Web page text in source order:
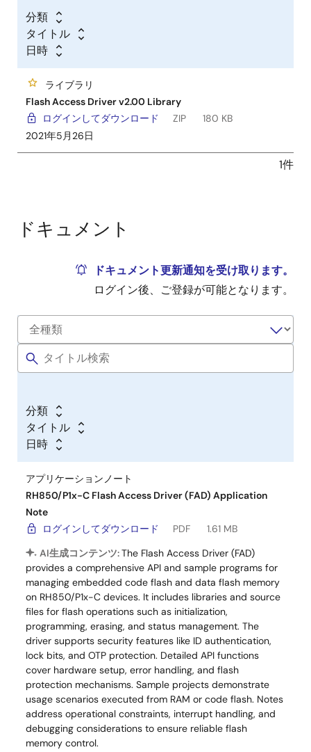
分類
タイトル
日時
ライブラリ
Flash Access Driver v2.00 Library
ログインしてダウンロード
ZIP
180 KB
2021年5月26日
1件
ドキュメント
ドキュメント更新通知を受け取ります。
ログイン後、ご登録が可能となります。
分類
タイトル
日時
アプリケーションノート
RH850/P1x-C Flash Access Driver (FAD) Application
Note
ログインしてダウンロード
PDF
1.61 MB
AI生成コンテンツ:The Flash Access Driver (FAD)
provides a comprehensive API and sample programs for
managing embedded code flash and data flash memory
on RH850/P1x-C devices. It includes libraries and source
files for flash operations such as initialization,
programming, erasing, and status management. The
driver supports security features like ID authentication,
lock bits, and OTP protection. Detailed API functions
cover hardware setup, error handling, and flash
protection mechanisms. Sample projects demonstrate
usage scenarios executed from RAM or code flash. Notes
address operational constraints, interrupt handling, and
debugging considerations to ensure reliable flash
memory control.